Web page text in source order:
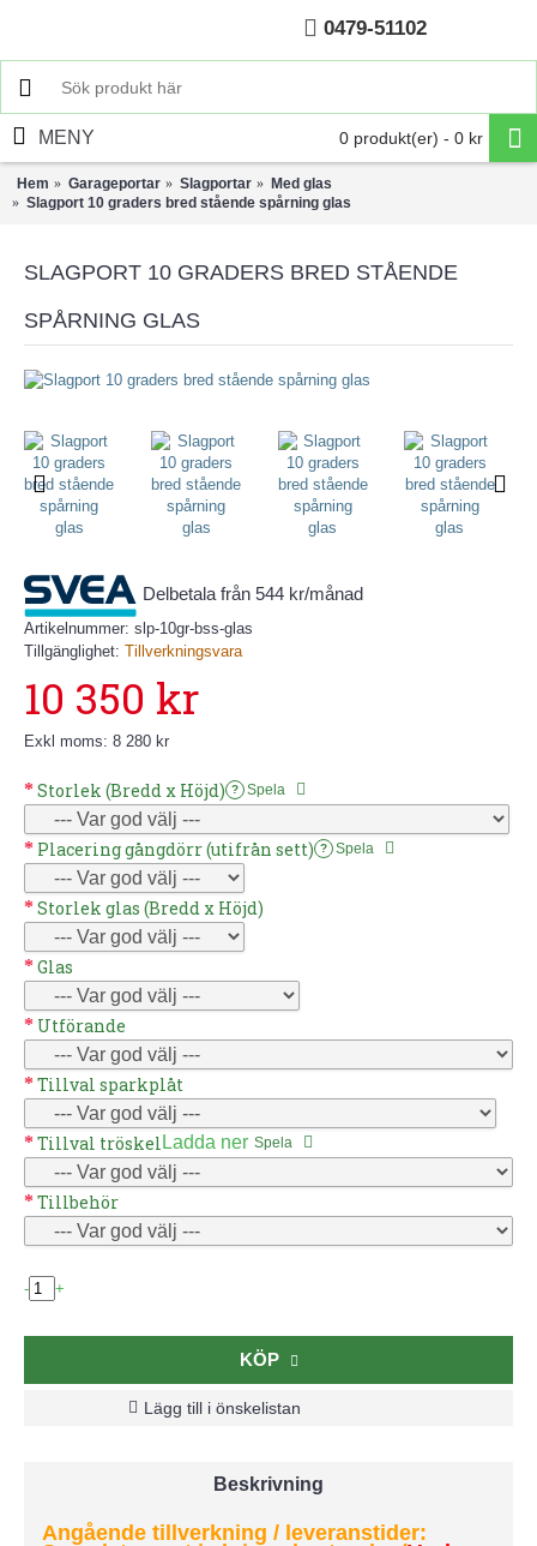
0479-51102
0 produkt(er) - 0 kr
MENY
Hem Garageportar Slagportar
Med glas
Slagport 10 graders bred stående spårning glas
SLAGPORT 10 GRADERS BRED STÅENDE
SPÅRNING GLAS
Delbetala från 544 kr/månad
Artikelnummer: slp-10gr-bss-glas
Tillgänglighet: Tillverkningsvara
10 350 kr
Exkl moms: 8 280 kr
Storlek (Bredd x Höjd) ? Spela
Placering gångdörr (utifrån sett) ? Spela
Storlek glas (Bredd x Höjd)
Glas
Utförande
Tillval sparkplåt
Tillval tröskel Ladda ner Spela
Tillbehör
- +
KÖP
Lägg till i önskelistan
Beskrivning
Angående tillverkning / leveranstider: